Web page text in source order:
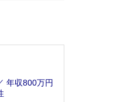
年収800万円